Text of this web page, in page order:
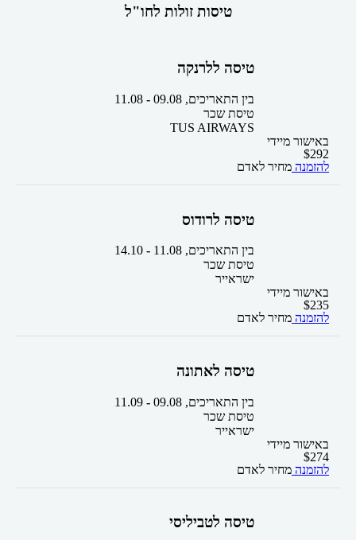
טיסות זולות לחו"ל
טיסה ללרנקה
בין התאריכים, -
11.08
טיסת שכר
TUS AIRWAYS
באישור מיידי
$292
להזמנה מחיר לאדם
טיסה לרודוס
בין התאריכים, -
14.10
טיסת שכר
ישראייר
באישור מיידי
$235
להזמנה מחיר לאדם
טיסה לאתונה
בין התאריכים, -
11.09
טיסת שכר
ישראייר
באישור מיידי
$274
להזמנה מחיר לאדם
טיסה לטביליסי